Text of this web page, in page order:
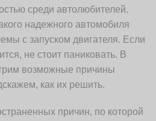
среди автолюбителей.
надежного автомобиля
с запуском двигателя. Если
не стоит паниковать. В
возможные причины
как их решить.
причин, по которой